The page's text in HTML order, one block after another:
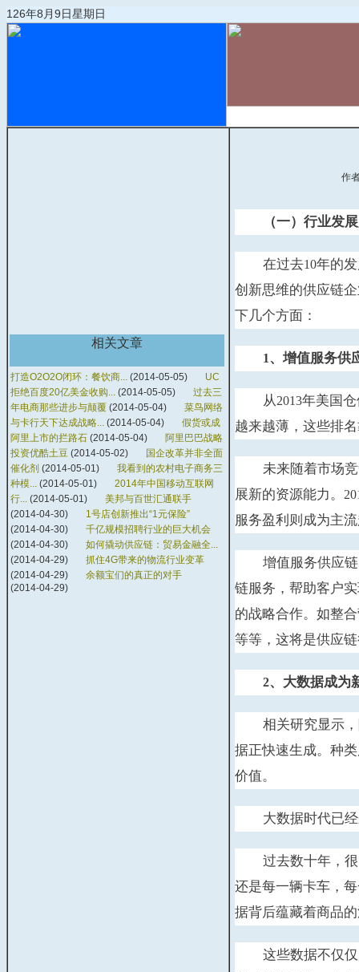
126年8月9日星期日
相关文章
打造O2O2O闭环：餐饮商... (2014-05-05)
UC
拒绝百度20亿美金收购... (2014-05-05)
过去三
年电商那些进步与颠覆 (2014-05-04)
菜鸟网络
与卡行天下达成战略... (2014-05-04)
假货或成
阿里上市的拦路石 (2014-05-04)
阿里巴巴战略
投资优酷土豆 (2014-05-02)
国企改革并非全面
催化剂 (2014-05-01)
我看到的农村电子商务三
种模... (2014-05-01)
2014年中国移动互联网
行... (2014-05-01)
美邦与百世汇通联手
(2014-04-30)
1号店创新推出“1元保险”
(2014-04-30)
千亿规模招聘行业的巨大机会
(2014-04-30)
如何撬动供应链：贸易金融全...
(2014-04-29)
抓住4G带来的物流行业变革
(2014-04-29)
余额宝们的真正的对手
(2014-04-29)
作
（一）行业发
在过去10年的
创新思维的供应链
下几个方面：
1、增值服务供
从2013年美国
越来越薄，这些排
未来随着市场
展新的资源能力。
服务盈利则成为主
增值服务供应
链服务，帮助客户
的战略合作。如整
等等，这将是供应
2、大数据成为
相关研究显示
据正快速生成。种
价值。
大数据时代已
过去数十年，
还是每一辆卡车，
据背后蕴藏着商品
这些数据不仅